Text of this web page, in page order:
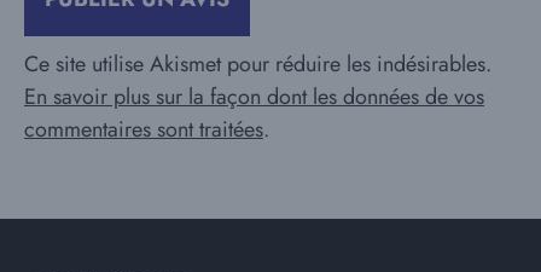
Ce site utilise Akismet pour réduire les indésirables.
En savoir plus sur la façon dont les données de vos
commentaires sont traitées.